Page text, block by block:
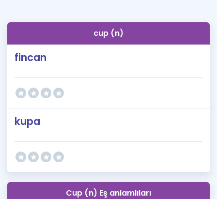
cup (n)
fincan
kupa
Cup (n) Eş anlamlıları